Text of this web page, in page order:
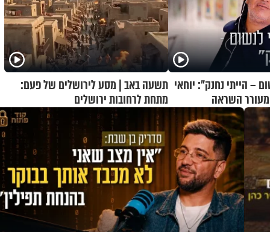
– הייתי נחנק": יוחאי
מעורר השראה
תשעה באב | מסע לירושלים של פעם:
מתחת לרחובות ירושלים